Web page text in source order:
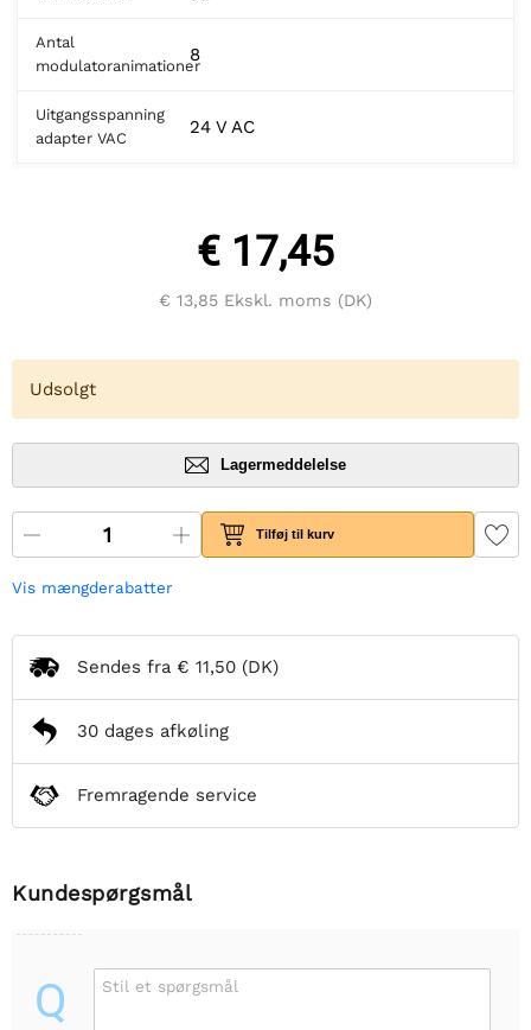
Antal
modulatoranimationer
8
Uitgangsspanning
adapter VAC
24 V AC
€ 17,45
€ 13,85 Ekskl. moms (DK)
Udsolgt
Lagermeddelelse
Tilføj til kurv
Vis mængderabatter
Sendes fra € 11,50 (DK)
30 dages afkøling
Fremragende service
Kundespørgsmål
Q Stil et spørgsmål